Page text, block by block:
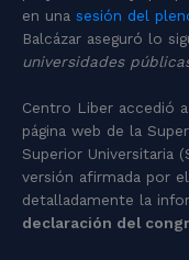
en una sesión del
Balcázar aseguró lo
universidades
Centro Liber accedió
página web de la
Superior Universitaria
versión afirmada por
detalladamente la
declaración del